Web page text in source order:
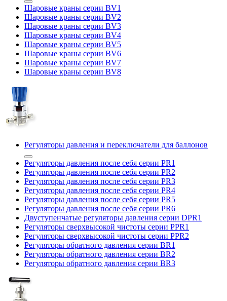
Шаровые краны серии BV1
Шаровые краны серии BV2
Шаровые краны серии BV3
Шаровые краны серии BV4
Шаровые краны серии BV5
Шаровые краны серии BV6
Шаровые краны серии BV7
Шаровые краны серии BV8
Регуляторы давления и переключатели для баллонов
Регуляторы давления после себя серии PR1
Регуляторы давления после себя серии PR2
Регуляторы давления после себя серии PR3
Регуляторы давления после себя серии PR4
Регуляторы давления после себя серии PR5
Регуляторы давления после себя серии PR6
Двуступенчатые регуляторы давления серии DPR1
Регуляторы сверхвысокой чистоты серии PPR1
Регуляторы сверхвысокой чистоты серии PPR2
Регуляторы обратного давления серии BR1
Регуляторы обратного давления серии BR2
Регуляторы обратного давления серии BR3